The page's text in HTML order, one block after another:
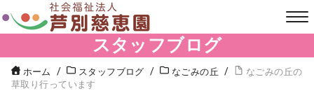
スタッフブログ
ホーム スタッフブログ なごみの丘
なごみの丘の
草取り行っています